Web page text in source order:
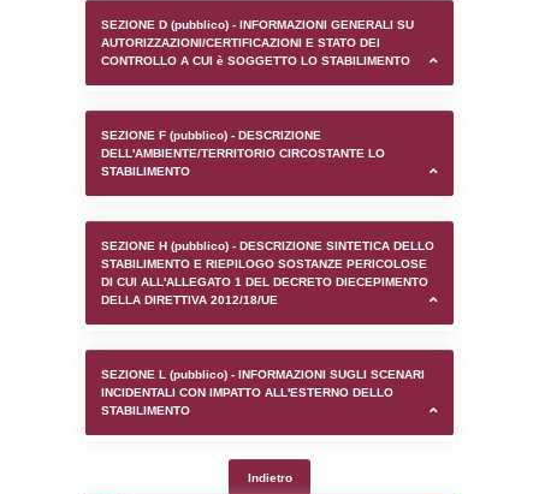
Stabilimento Logistica
Ferrara S.r.l. nel
(Venezia) -
SEZIONE A1 (pubblico) - INFORMAZIONI
SEZIONE D (pubblico) - INFORMAZIONI
CONTROLLO A CUI è SOGGETTO LO